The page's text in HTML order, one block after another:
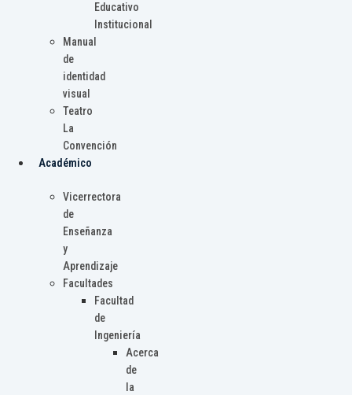
Educativo
Institucional
Manual
de
identidad
visual
Teatro
La
Convención
Académico
Vicerrectora
de
Enseñanza
y
Aprendizaje
Facultades
Facultad
de
Ingeniería
Acerca
de
la